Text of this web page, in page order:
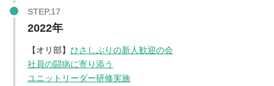
2022年
【オリ部】 ひさしぶりの新人歓迎の会
社員の闘病に寄り添う
ユニットリーダー研修実施